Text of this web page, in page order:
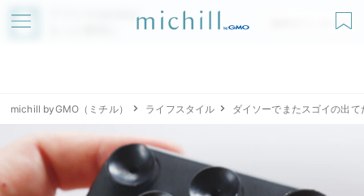
アプリでmichillが
無料ダウンロード
michill byGMO（ミチル） ライフスタイル ダイソーでまたスゴイの出